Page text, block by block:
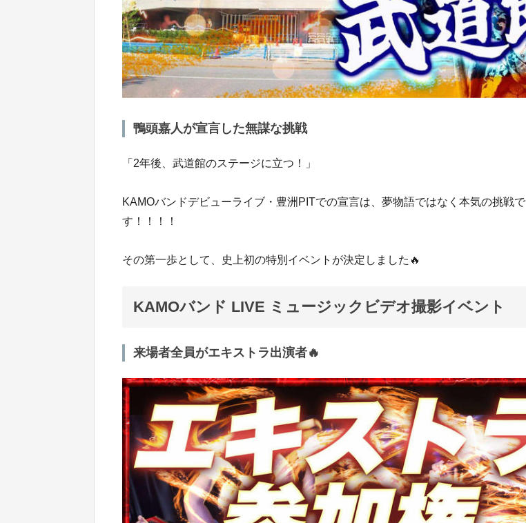
鴨頭嘉人が宣言した無謀な挑戦
「2年後、武道館のステージに立つ！」
KAMOバンドデビューライブ・豊洲PITでの宣言は、夢物語ではなく本気の挑戦で
す！！！！
その第一歩として、史上初の特別イベントが決定しました🔥
KAMOバンド LIVE ミュージックビデオ撮影イベント
来場者全員がエキストラ出演者🔥